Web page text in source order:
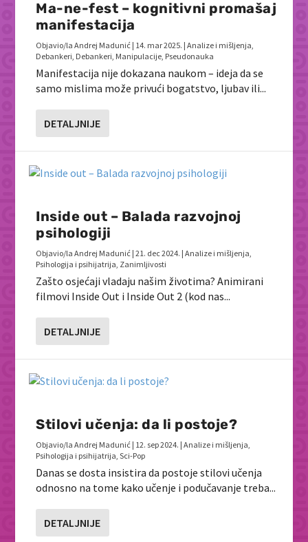
Ma-ne-fest – kognitivni promašaj
manifestacija
Objavio/laAndrej Madunić | 14. mar 2025. |Analize i mišljenja,
Debankeri, Debankeri, Manipulacije, Pseudonauka
Manifestacija nije dokazana naukom – ideja da se
samo mislima može privući bogatstvo, ljubav ili...
DETALJNIJE
Inside out – Balada razvojnoj
psihologiji
Objavio/laAndrej Madunić |21. dec 2024. |Analize i mišljenja,
Psihologija i psihijatrija, Zanimljivosti
Zašto osjećaji vladaju našim životima? Animirani
filmovi Inside Out i Inside Out 2 (kod nas...
DETALJNIJE
Stilovi učenja: da li postoje?
Objavio/laAndrej Madunić | 12. sep 2024. |Analize i mišljenja,
Psihologija i psihijatrija,Sci-Pop
Danas se dosta insistira da postoje stilovi učenja
odnosno na tome kako učenje i podučavanje treba...
DETALJNIJE